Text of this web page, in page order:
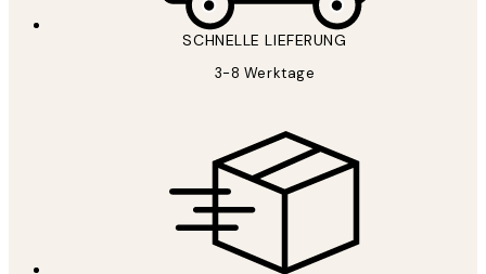
SCHNELLE LIEFERUNG
3-8 Werktage